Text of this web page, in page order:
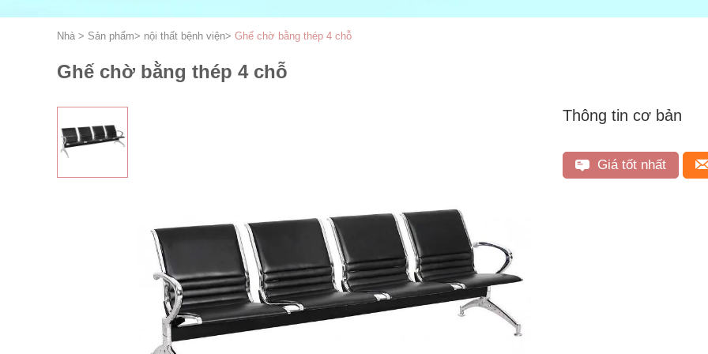
Nhà > Sản phẩm> nội thất bệnh viện> Ghế chờ bằng thép 4 chỗ
Ghế chờ bằng thép 4 chỗ
Thông tin cơ bản
Giá tốt nhất